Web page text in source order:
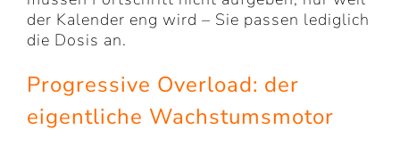
der Kalender eng wird – Sie passen lediglich
die Dosis an.
Progressive Overload: der
eigentliche Wachstumsmotor